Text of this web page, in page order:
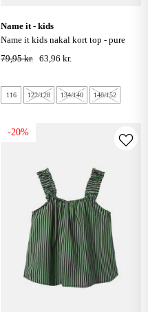
name it - kids
name it kids nakal kort top - pure
cashmere
79,95 kr. 63,96 kr.
116 122/128 134/140 146/152
-20%